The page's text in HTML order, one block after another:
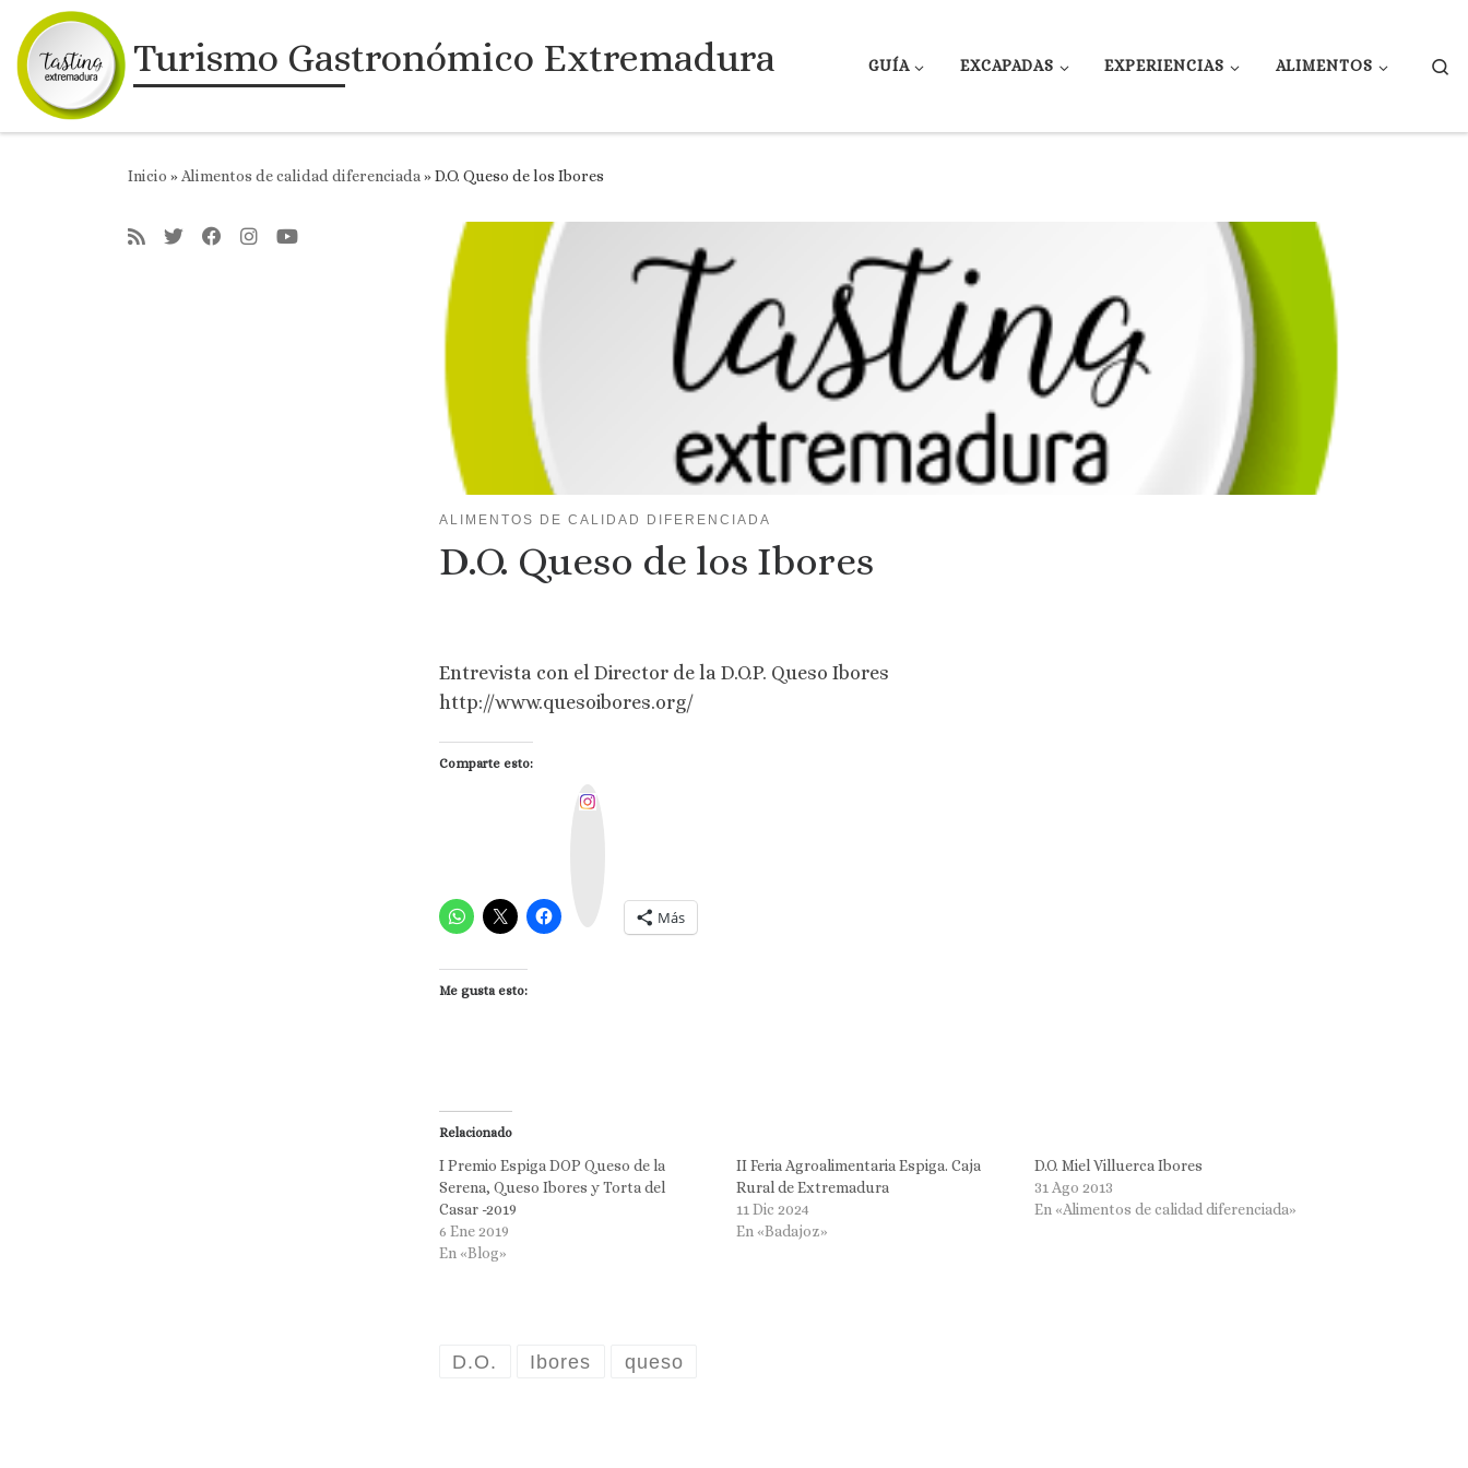
Saltar al contenido
Turismo Gastronómico Extremadura GUÍA EXCAPADAS EXPERIENCIAS ALIMENTOS
Inicio »Alimentos de calidad diferenciada»D.O. Queso de los Ibores
ALIMENTOS DE CALIDAD DIFERENCIADA
D.O. Queso de los Ibores
Entrevista con el Director de la D.O.P. Queso Ibores
http://www.quesoibores.org/
Comparte esto:
Más
Me gusta esto:
Relacionado
I Premio Espiga DOP Queso de la
Serena, Queso Ibores y Torta del
Casar -2019
6 Ene 2019
En «Blog»
II Feria Agroalimentaria Espiga. Caja
Rural de Extremadura
11 Dic 2024
En «Badajoz»
D.O. Miel Villuerca Ibores
31 Ago 2013
En «Alimentos de calidad diferenciada»
D.O. Ibores queso